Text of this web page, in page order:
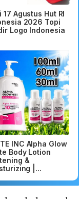
17 Agustus Hut RI
2026 Topi
Logo Indonesia
INC Alpha Glow
Body Lotion
&
|...